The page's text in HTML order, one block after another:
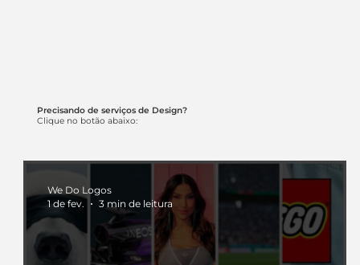
Precisando de serviços de Design?
Clique no botão abaixo:
We Do Logos
1 de fev.
3 min de leitura